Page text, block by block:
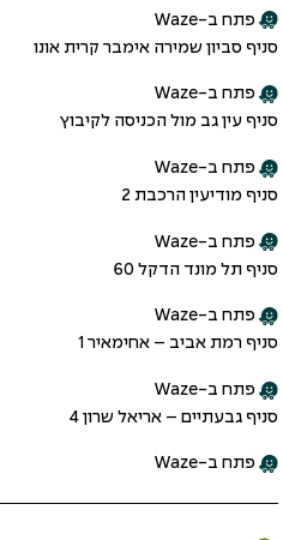
פתח ב-Waze
סניף סביון שמירה אימבר קרית אונו
פתח ב-Waze
סניף עין גב מול הכניסה לקיבוץ
פתח ב-Waze
סניף מודיעין הרכבת 2
פתח ב-Waze
סניף תל מונד הדקל 60
פתח ב-Waze
סניף רמת אביב – אחימאיר 1
פתח ב-Waze
סניף גבעתיים – אריאל שרון 4
פתח ב-Waze